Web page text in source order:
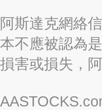
阿斯達克網絡
本不應被認為
損害或損失，